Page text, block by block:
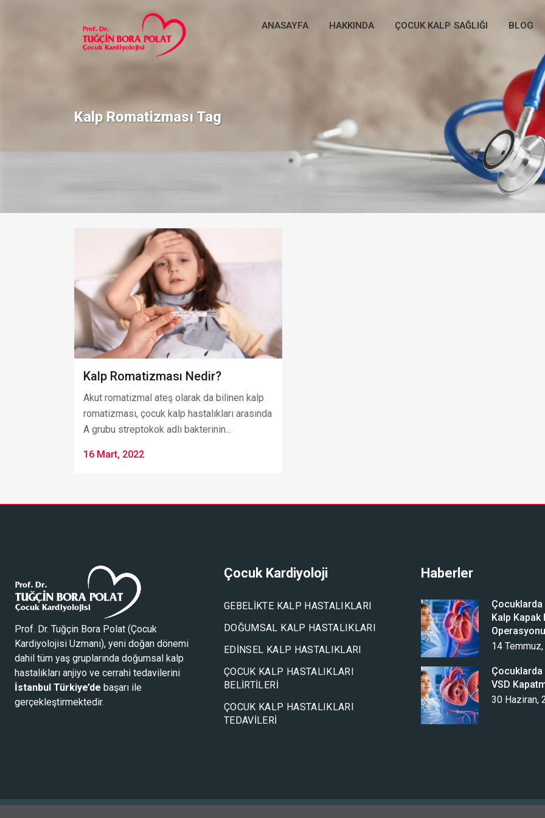
ANASAYFA HAKKINDA ÇOCUK KALP SAĞLIĞI BLOG
Kalp Romatizması Tag
Kalp Romatizması Nedir?
Akut romatizmal ateş olarak da bilinen kalp
romatizması, çocuk kalp hastalıkları arasında
A grubu streptokok adlı bakterinin...
16 Mart, 2022
Prof. Dr. Tuğçin Bora Polat (Çocuk
Kardiyolojisi Uzmanı), yeni doğan dönemi
dahil tüm yaş gruplarında doğumsal kalp
hastalıkları anjiyo ve cerrahi tedavilerini
İstanbul Türkiye’de başarı ile
gerçekleştirmektedir.
Çocuk Kardiyoloji
GEBELIKTE KALP HASTALIKLARI
DOĞUMSAL KALP HASTALIKLARI
EDINSEL KALP HASTALIKLARI
ÇOCUK KALP HASTALIKLARI
BELIRTILERI
ÇOCUK KALP HASTALIKLARI
TEDAVILERI
Haberler
Kalp Kapak
Operasyonu
14
Çocuklarda
VSD
30 Haziran,